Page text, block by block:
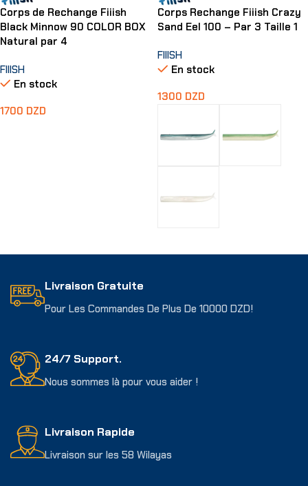
Corps de Rechange Fiiish
Black Minnow 90 COLOR BOX
Natural par 4
FIIISH
En stock
1700 DZD
Corps Rechange Fiiish Crazy
Sand Eel 100 – Par 3 Taille 1
FIIISH
En stock
1300 DZD
Livraison Gratuite
Pour Les Commandes De Plus De 10000 DZD!
24/7 Support.
Nous sommes là pour vous aider !
Livraison Rapide
Livraison sur les 58 Wilayas